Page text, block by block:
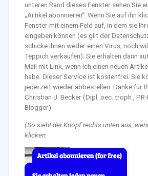
unteren Rand dieses Fenster sehen Sie
„Artikel abonnieren“. Wenn Sie auf ihn
Fenster mit einem Feld auf, in dem sie
eingeben können (es gilt der
schicke Ihnen weder einen Virus, noch
Teppich verkaufen). Sie erhalten dann
Mail mit Link, wenn ich einen neuen
habe. Dieser Service ist kostenfrei. Sie
jederzeit wieder abbestellen. Danke für
Christian J. Becker (Dipl. oec. troph.,
Blogger)
(So sieht der Knopf rechts unten aus,
klicken: